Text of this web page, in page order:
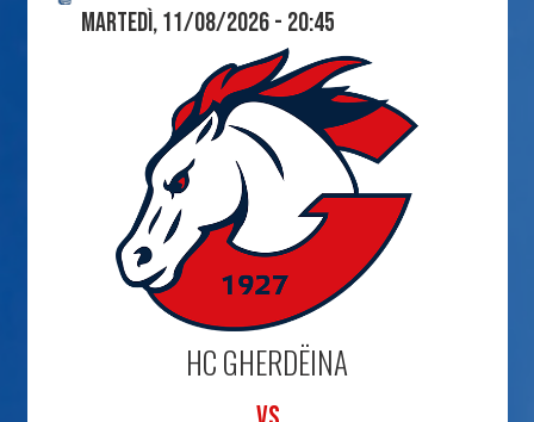
Martedì, 11/08/2026 - 20:45
HC GHERDËINA